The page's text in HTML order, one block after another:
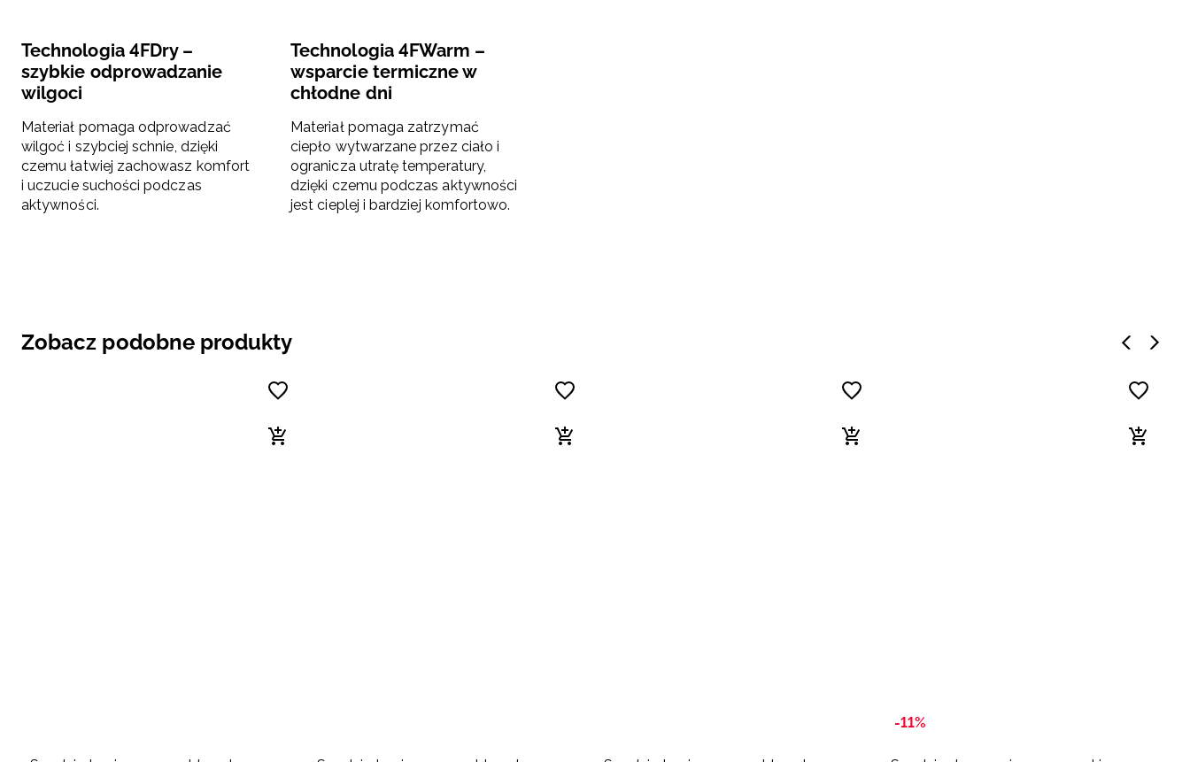
Technologia 4FDry –
szybkie odprowadzanie
wilgoci
Materiał pomaga odprowadzać
wilgoć i szybciej schnie, dzięki
czemu łatwiej zachowasz komfort
i uczucie suchości podczas
aktywności.
Technologia 4FWarm –
wsparcie termiczne w
chłodne dni
Materiał pomaga zatrzymać
ciepło wytwarzane przez ciało i
ogranicza utratę temperatury,
dzięki czemu podczas aktywności
jest cieplej i bardziej komfortowo.
Zobacz podobne produkty
-11%